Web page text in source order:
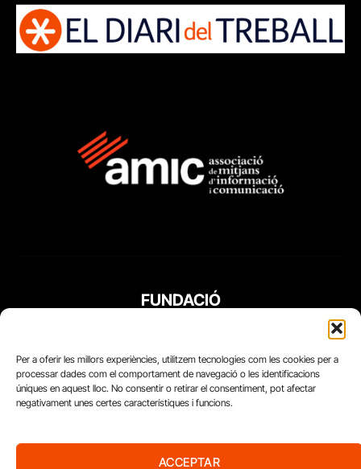
Per a oferir les millors experiències, utilitzem tecnologies com les cookies per a
processar dades com el comportament de navegació o les identificacions
úniques en aquest lloc. No consentir o retirar el consentiment, pot afectar
negativament unes certes característiques i funcions.
ACCEPTAR
FUNDACIÓ